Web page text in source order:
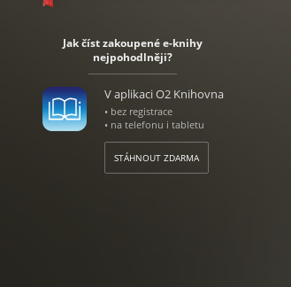
Jak číst zakoupené e-knihy
nejpohodlněji?
V aplikaci O2 Knihovna
• bez registrace
• na telefonu i tabletu
STÁHNOUT ZDARMA